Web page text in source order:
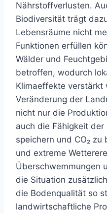
Nährstoffverlusten.
Biodiversität trägt
Lebensräume nicht
Funktionen erfüllen
Wälder und
betroffen, wodurch
Klimaeffekte verstärkt
Veränderung der
nicht nur die
auch die Fähigkeit der
speichern und CO₂
und extreme
Überschwemmungen
die Situation
die Bodenqualität so
landwirtschaftliche